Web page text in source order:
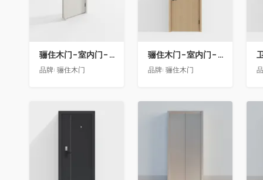
骊住木门-室内门-单开门-BFA-EF浅灰色
品牌: 骊住木门
骊住木门-室内门-单开门-BFA-PP麦芽黄色
品牌: 骊住木门
收藏 收藏